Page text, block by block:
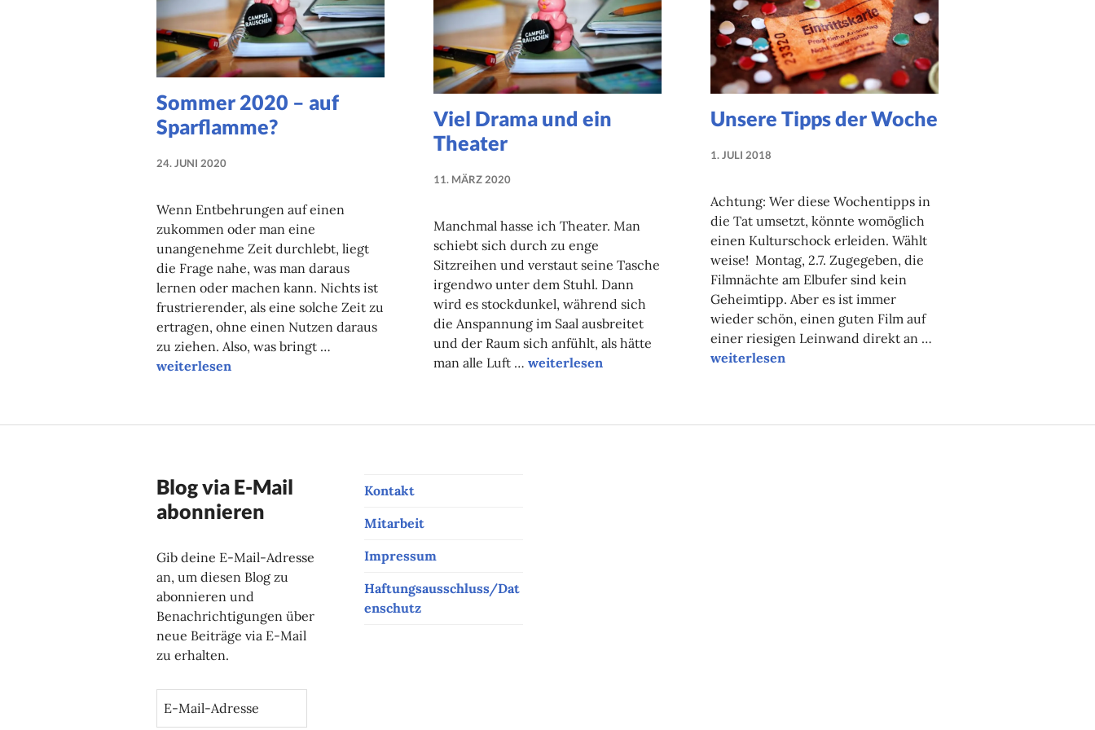
Sommer 2020 – auf
Sparflamme?
24. JUNI 2020
Wenn Entbehrungen auf einen
zukommen oder man eine
unangenehme Zeit durchlebt, liegt
die Frage nahe, was man daraus
lernen oder machen kann. Nichts ist
frustrierender, als eine solche Zeit zu
ertragen, ohne einen Nutzen daraus
zu ziehen. Also, was bringt …
Sommer 2020 – auf Sparflamme?
weiterlesen
Viel Drama und ein
Theater
11. MÄRZ 2020
Manchmal hasse ich Theater. Man
schiebt sich durch zu enge
Sitzreihen und verstaut seine Tasche
irgendwo unter dem Stuhl. Dann
wird es stockdunkel, während sich
die Anspannung im Saal ausbreitet
und der Raum sich anfühlt, als hätte
man alle Luft … Viel Drama und ein Theater
weiterlesen
Unsere Tipps der Woche
1. JULI 2018
ANTER
Achtung: Wer diese Wochentipps in
die Tat umsetzt, könnte womöglich
einen Kulturschock erleiden. Wählt
weise! Montag, 2.7. Zugegeben, die
Filmnächte am Elbufer sind kein
Geheimtipp. Aber es ist immer
wieder schön, einen guten Film auf
einer riesigen Leinwand direkt an …
Unsere Tipps der Woche
weiterlesen
Blog via E-Mail
abonnieren
Gib deine E-Mail-Adresse
an, um diesen Blog zu
abonnieren und
Benachrichtigungen über
neue Beiträge via E-Mail
zu erhalten.
Kontakt
Mitarbeit
Impressum
Haftungsausschluss/Dat
enschutz